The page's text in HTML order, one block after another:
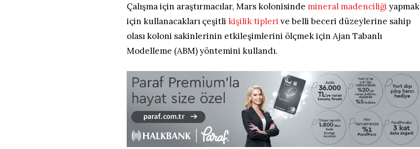
Çalışma için araştırmacılar, Mars kolonisindemineral madenciliği yapmak
için kullanacakları çeşitlikişilik tipleri ve belli beceri düzeylerine sahip
olası koloni sakinlerinin etkileşimlerini ölçmek için Ajan Tabanlı
Modelleme (ABM) yöntemini kullandı.